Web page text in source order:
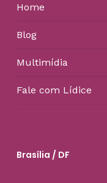
Home
Blog
Multimídia
Fale com Lídice
Brasília / DF